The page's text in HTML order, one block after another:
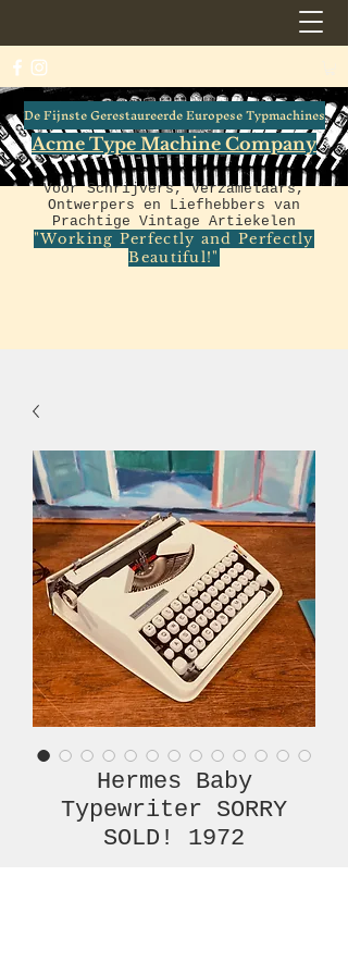
De Fijnste Gerestaureerde Europese Typmachines
Acme Type Machine Company
Voor Schrijvers, Verzamelaars,
Ontwerpers en Liefhebbers van
Prachtige Vintage Artiekelen
"Working Perfectly and Perfectly
Beautiful!"
Hermes Baby
Typewriter SORRY
SOLD! 1972